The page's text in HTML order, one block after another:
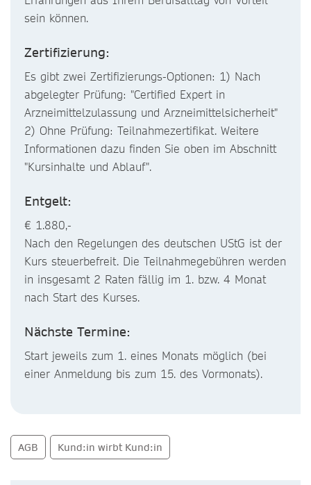
sein können.
Zertifizierung:
Es gibt zwei Zertifizierungs-Optionen: 1) Nach
abgelegter Prüfung: "Certified Expert in
Arzneimittelzulassung und Arzneimittelsicherheit"
2) Ohne Prüfung: Teilnahmezertifikat. Weitere
Informationen dazu finden Sie oben im Abschnitt
"Kursinhalte und Ablauf".
Entgelt:
€ 1.880,-
Nach den Regelungen des deutschen UStG ist der
Kurs steuerbefreit. Die Teilnahmegebühren werden
in insgesamt 2 Raten fällig im 1. bzw. 4 Monat
nach Start des Kurses.
Nächste Termine:
Start jeweils zum 1. eines Monats möglich (bei
einer Anmeldung bis zum 15. des Vormonats).
AGB Kund:in wirbt Kund:in